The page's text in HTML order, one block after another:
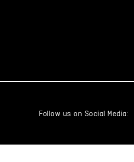
Follow us on Social Media: